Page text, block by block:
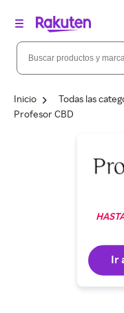
Inicio Todas las
Profesor CBD
Ir